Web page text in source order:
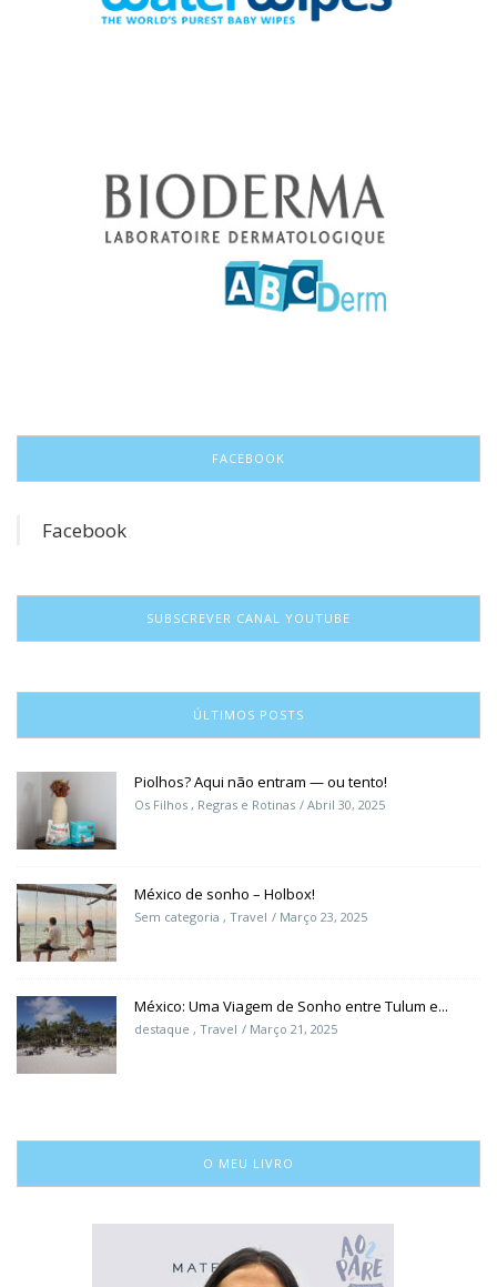
FACEBOOK
Facebook
SUBSCREVER CANAL YOUTUBE
ÚLTIMOS POSTS
Piolhos? Aqui não entram — ou tento!
Os Filhos , Regras e Rotinas Abril 30, 2025
México de sonho – Holbox!
Sem categoria , Travel Março 23, 2025
México: Uma Viagem de Sonho entre Tulum e...
destaque , Travel Março 21, 2025
O MEU LIVRO